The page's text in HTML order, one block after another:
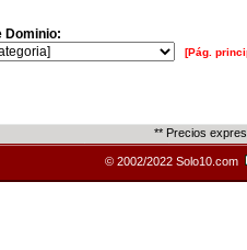
Dominio:
[Pág.
** Precios
© 2002/2022 Solo10.com